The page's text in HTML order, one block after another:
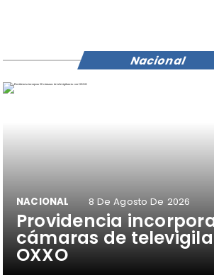
Providencia
cámaras de
OXXO
NACIONAL 8 De Agosto De 2026
Nacional